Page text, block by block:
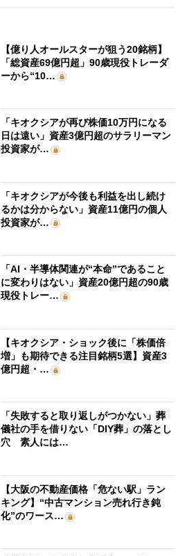
【億り人オールスターが狙う20銘柄】
「総資産69億円超」90歳現役トレーダ
ーから“10…
「キオクシアが再び株価10万円になる
日は遠い」資産3億円超のサラリーマン
投資家が…
「キオクシアが今後も利益を出し続け
るかは分からない」資産11億円の個人
投資家が…
「AI・半導体関連が“本命”であること
に変わりはない」資産20億円超の90歳
現役トレー…
【キオクシア・ショック後に「株価倍
増」も期待できる注目銘柄5選】資産3
億円超・…
「失敗すると取り返しがつかない」葬
儀社の手を借りない「DIY葬」の落とし
穴 素人には…
【大阪の不動産価格「危ない駅」ラン
キング】“中古マンション売れ行き鈍
化”のワース…